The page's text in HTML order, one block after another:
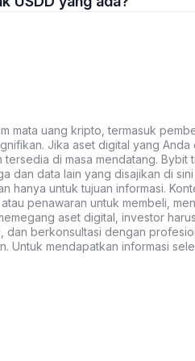
mata uang kripto, termasuk
Jika aset digital yang
tersedia di masa mendatang.
dan data lain yang disajikan di
hanya untuk tujuan informasi.
penawaran untuk membeli,
aset digital, investor
dan berkonsultasi dengan
Untuk mendapatkan informasi